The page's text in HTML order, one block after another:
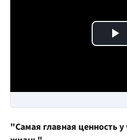
"Самая главная ценность у